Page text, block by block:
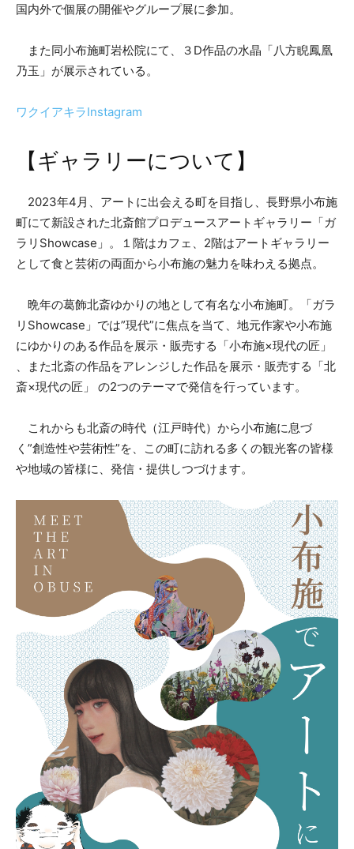
国内外で個展の開催やグループ展に参加。
また同小布施町岩松院にて、３D作品の水晶「八方睨鳳凰
乃玉」が展示されている。
ワクイアキラInstagram
【ギャラリーについて】
2023年4月、アートに出会える町を目指し、長野県小布施
町にて新設された北斎館プロデュースアートギャラリー「ガ
ラリShowcase」。１階はカフェ、2階はアートギャラリー
として食と芸術の両面から小布施の魅力を味わえる拠点。
晩年の葛飾北斎ゆかりの地として有名な小布施町。「ガラ
リShowcase」では”現代”に焦点を当て、地元作家や小布施
にゆかりのある作品を展示・販売する「小布施×現代の匠」
、また北斎の作品をアレンジした作品を展示・販売する「北
斎×現代の匠」 の2つのテーマで発信を行っています。
これからも北斎の時代（江戸時代）から小布施に息づ
く”創造性や芸術性”を、この町に訪れる多くの観光客の皆様
や地域の皆様に、発信・提供しつづけます。